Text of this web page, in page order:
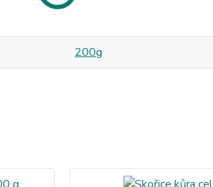
200g